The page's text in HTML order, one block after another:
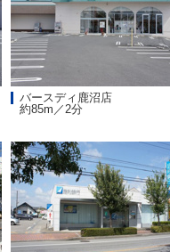
バースディ鹿沼店
約85m／2分